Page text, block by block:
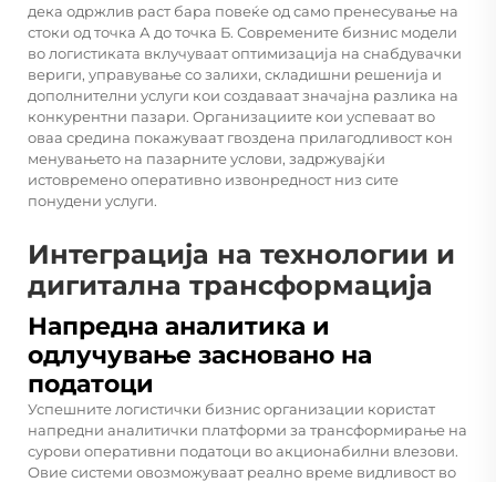
дека одржлив раст бара повеќе од само пренесување на
стоки од точка А до точка Б. Современите бизнис модели
во логистиката вклучуваат оптимизација на снабдувачки
вериги, управување со залихи, складишни решенија и
дополнителни услуги кои создаваат значајна разлика на
конкурентни пазари. Организациите кои успеваат во
оваа средина покажуваат гвоздена прилагодливост кон
менувањето на пазарните услови, задржувајќи
истовремено оперативно извонредност низ сите
понудени услуги.
Интеграција на технологии и
дигитална трансформација
Напредна аналитика и
одлучување засновано на
податоци
Успешните логистички бизнис организации користат
напредни аналитички платформи за трансформирање на
сурови оперативни податоци во акционабилни влезови.
Овие системи овозможуваат реално време видливост во